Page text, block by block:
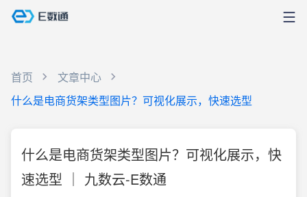
首页
文章中心
什么是电商货架类型图片？可视化展示，快速选型
什么是电商货架类型图片？可视化展示，快
速选型 ｜ 九数云-E数通